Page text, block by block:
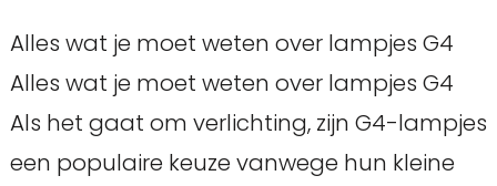
Alles wat je moet weten over lampjes G4
Alles wat je moet weten over lampjes G4
Als het gaat om verlichting, zijn G4-lampjes
een populaire keuze vanwege hun kleine